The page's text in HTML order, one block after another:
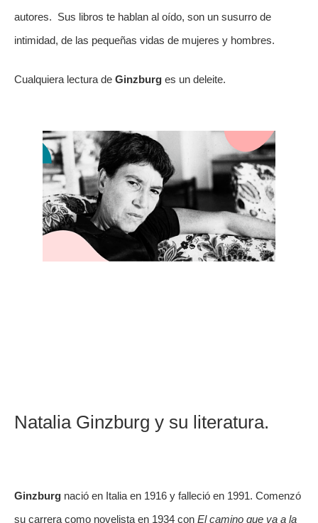
autores.  Sus libros te hablan al oído, son un susurro de
intimidad, de las pequeñas vidas de mujeres y hombres.
Cualquiera lectura de Ginzburg es un deleite.
Natalia Ginzburg y su literatura.
Ginzburg nació en Italia en 1916 y falleció en 1991. Comenzó
su carrera como novelista en 1934 con El camino que va a la